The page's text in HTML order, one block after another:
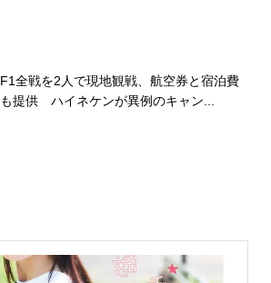
F1全戦を2人で現地観戦、航空券と宿泊費
も提供 ハイネケンが異例のキャン...